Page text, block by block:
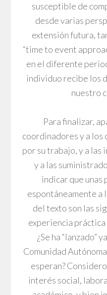
susceptible de
desde varias
extensión futura,
“time to event
en el diferente
individuo recibe los
nuestro
Para finalizar,
coordinadores y a
por su trabajo, y a
y a las
indicar que unas
espontáneamente a
del texto son las
experiencia práctica
¿Se ha “lanzado”
Comunidad
esperan?
interés social,